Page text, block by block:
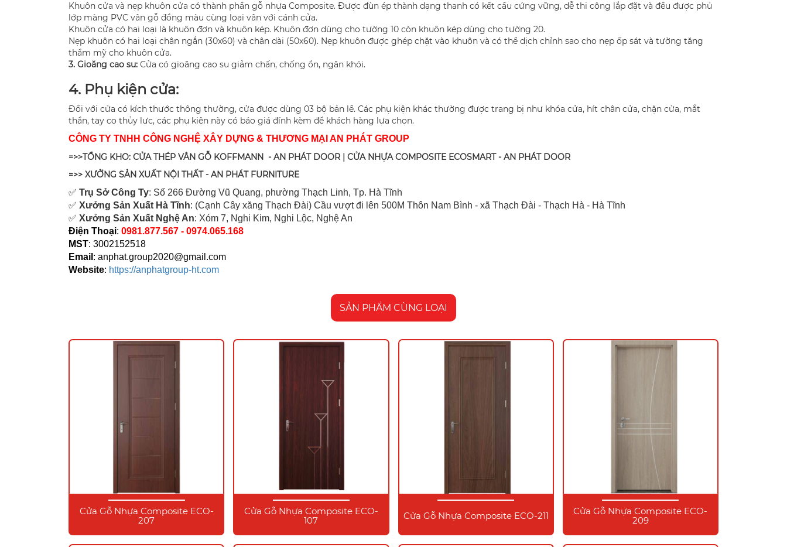
Khuôn cửa và nẹp khuôn cửa có thành phần gỗ nhựa Composite. Được đùn ép thành dạng thanh có kết cấu cứng vững, dễ thi công lắp đặt và đều được phủ
lớp màng PVC vân gỗ đồng màu cùng loại vân với cánh cửa.
Khuôn cửa có hai loại là khuôn đơn và khuôn kép. Khuôn đơn dùng cho tường 10 còn khuôn kép dùng cho tường 20.
Nẹp khuôn có hai loại chân ngắn (30x60) và chân dài (50x60). Nẹp khuôn được ghép chặt vào khuôn và có thể dịch chỉnh sao cho nẹp ốp sát và tường tăng
thẩm mỹ cho khuôn cửa.
3. Gioăng cao su: Cửa có gioăng cao su giảm chấn, chống ồn, ngăn khói.
4. Phụ kiện cửa:
Đối với cửa có kích thước thông thường, cửa được dùng 03 bộ bản lề. Các phụ kiện khác thường được trang bị như khóa cửa, hít chân cửa, chặn cửa, mắt
thần, tay co thủy lực, các phụ kiện này có báo giá đính kèm để khách hàng lựa chọn.
CÔNG TY TNHH CÔNG NGHỆ XÂY DỰNG & THƯƠNG MẠI AN PHÁT GROUP
=>>TỔNG KHO: CỬA THÉP VÂN GỖ KOFFMANN - AN PHÁT DOOR | CỬA NHỰA COMPOSITE ECOSMART - AN PHÁT DOOR
=>> XƯỞNG SẢN XUẤT NỘI THẤT - AN PHÁT FURNITURE
✅ Trụ Sở Công Ty: Số 266 Đường Vũ Quang, phường Thạch Linh, Tp. Hà Tĩnh
✅ Xưởng Sản Xuất Hà Tĩnh: (Cạnh Cây xăng Thạch Đài) Cầu vượt đi lên 500M Thôn Nam Bình - xã Thạch Đài - Thạch Hà - Hà Tĩnh
✅ Xưởng Sản Xuất Nghệ An: Xóm 7, Nghi Kim, Nghi Lộc, Nghệ An
Điện Thoại: 0981.877.567 - 0974.065.168
MST: 3002152518
Email : anphat.group2020@gmail.com
Website: https://anphatgroup-ht.com
SẢN PHẨM CÙNG LOẠI
Cửa Gỗ Nhựa Composite ECO-
207
Cửa Gỗ Nhựa Composite ECO-
107
Cửa Gỗ Nhựa Composite ECO-211
Cửa Gỗ Nhựa Composite ECO-
209